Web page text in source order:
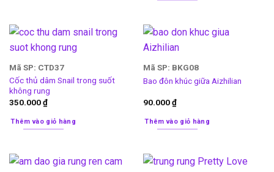
Mã SP: CTD37
Cốc thủ dâm Snail trong suốt
không rung
350.000₫
Thêm vào giỏ hàng
Mã SP: BKG08
Bao đôn khúc giữa Aizhilian
90.000₫
Thêm vào giỏ hàng